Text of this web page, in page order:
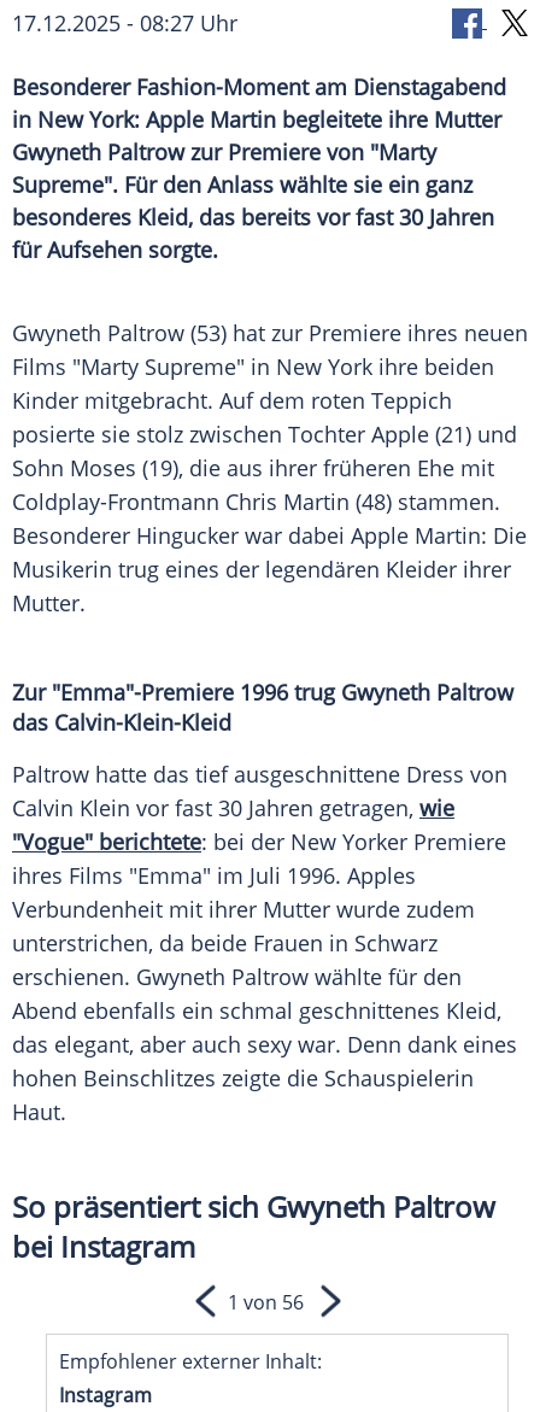
17.12.2025 - 08:27 Uhr
Besonderer Fashion-Moment am Dienstagabend
in New York: Apple Martin begleitete ihre Mutter
Gwyneth Paltrow zur Premiere von "Marty
Supreme". Für den Anlass wählte sie ein ganz
besonderes Kleid, das bereits vor fast 30 Jahren
für Aufsehen sorgte.
Gwyneth Paltrow (53) hat zur Premiere ihres neuen
Films "Marty Supreme" in New York ihre beiden
Kinder mitgebracht. Auf dem roten Teppich
posierte sie stolz zwischen Tochter Apple (21) und
Sohn Moses (19), die aus ihrer früheren Ehe mit
Coldplay-Frontmann Chris Martin (48) stammen.
Besonderer Hingucker war dabei Apple Martin: Die
Musikerin trug eines der legendären Kleider ihrer
Mutter.
Zur "Emma"-Premiere 1996 trug Gwyneth Paltrow
das Calvin-Klein-Kleid
Paltrow hatte das tief ausgeschnittene Dress von
Calvin Klein vor fast 30 Jahren getragen, wie
"Vogue" berichtete: bei der New Yorker Premiere
ihres Films "Emma" im Juli 1996. Apples
Verbundenheit mit ihrer Mutter wurde zudem
unterstrichen, da beide Frauen in Schwarz
erschienen. Gwyneth Paltrow wählte für den
Abend ebenfalls ein schmal geschnittenes Kleid,
das elegant, aber auch sexy war. Denn dank eines
hohen Beinschlitzes zeigte die Schauspielerin
Haut.
So präsentiert sich Gwyneth Paltrow
bei Instagram
Empfohlener externer Inhalt:
Instagram
1 von 56